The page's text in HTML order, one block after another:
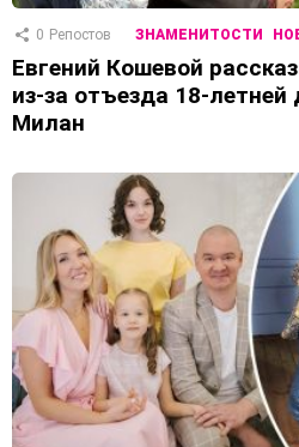
0 Репостов ЗНАМЕНИТОСТИ
Евгений Кошевой
из-за отъезда 18-
Милан